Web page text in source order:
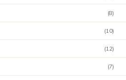
(8)
(10)
(12)
(7)